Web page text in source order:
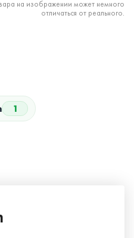
на изображении может немного
отличаться от реального.
1